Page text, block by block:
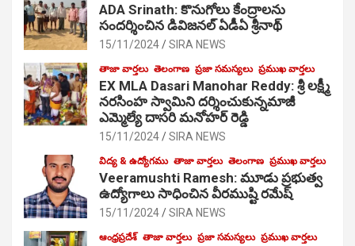
ADA Srinath: కొనుగోలు కేంద్రాల‌ను
సంద‌ర్శించిన డివిజనల్ ఏడీఏ శ్రీనాథ్
15/11/2024 SIRA NEWS
తాజా వార్తలు తెలంగాణ ప్రజా సమస్యలు ప్రముఖ వార్తలు
EX MLA Dasari Manohar Reddy: శ్రీ లక్ష్మీ
నరసింహ స్వామిని దర్శించుకున్నమాజీ
ఎమ్మెల్యే దాసరి మనోహర్ రెడ్డి
15/11/2024 SIRA NEWS
విద్య & ఉద్యోగము తాజా వార్తలు తెలంగాణ ప్రముఖ వార్తలు
Veeramushti Ramesh: మూడు ప్రభుత్వ
ఉద్యోగాలు సాధించిన వీరముష్టి రమేష్
15/11/2024 SIRA NEWS
ఆంధ్రప్రదేశ్ తాజా వార్తలు ప్రజా సమస్యలు ప్రముఖ వార్తలు